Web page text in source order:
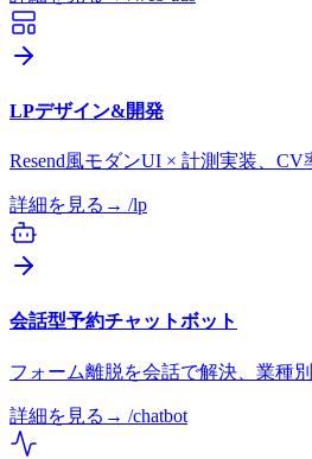
LPデザイン&開発
Resend風モダンUI × 計測実装、CV
詳細を見る → /lp
会話型予約チャットボット
フォーム離脱を会話で解決、業種
詳細を見る → /chatbot